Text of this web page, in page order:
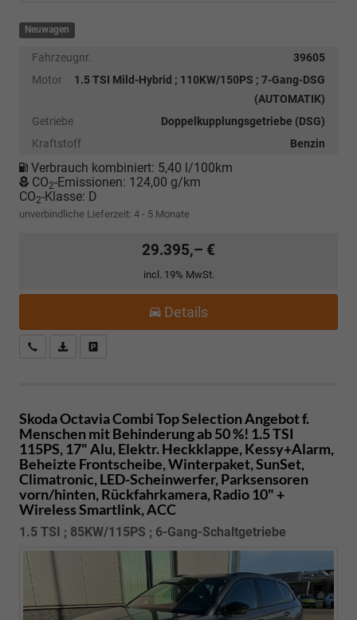
Neuwagen
Fahrzeugnr.
39605
Motor
1.5 TSI Mild-Hybrid ; 110KW/150PS ; 7-Gang-DSG
(AUTOMATIK)
Getriebe
Doppelkupplungsgetriebe (DSG)
Kraftstoff
Benzin
Verbrauch kombiniert: 5,40 l/100km
CO2-Emissionen: 124,00 g/km
CO2-Klasse: D
unverbindliche Lieferzeit: 4 - 5 Monate
29.395,– €
incl. 19% MwSt.
Details
Kostenloser Rückruf-Service
PDF-Datei, Fahrzeugexposé drucken
Skoda Octavia CombiTop Selection Angebot f.
Menschen mit Behinderung ab 50 %! 1.5 TSI
115PS, 17" Alu, Elektr. Heckklappe, Kessy+Alarm,
Beheizte Frontscheibe, Winterpaket, SunSet,
Climatronic, LED-Scheinwerfer, Parksensoren
vorn/hinten, Rückfahrkamera, Radio 10" +
Wireless Smartlink, ACC
1.5 TSI ; 85KW/115PS ; 6-Gang-Schaltgetriebe